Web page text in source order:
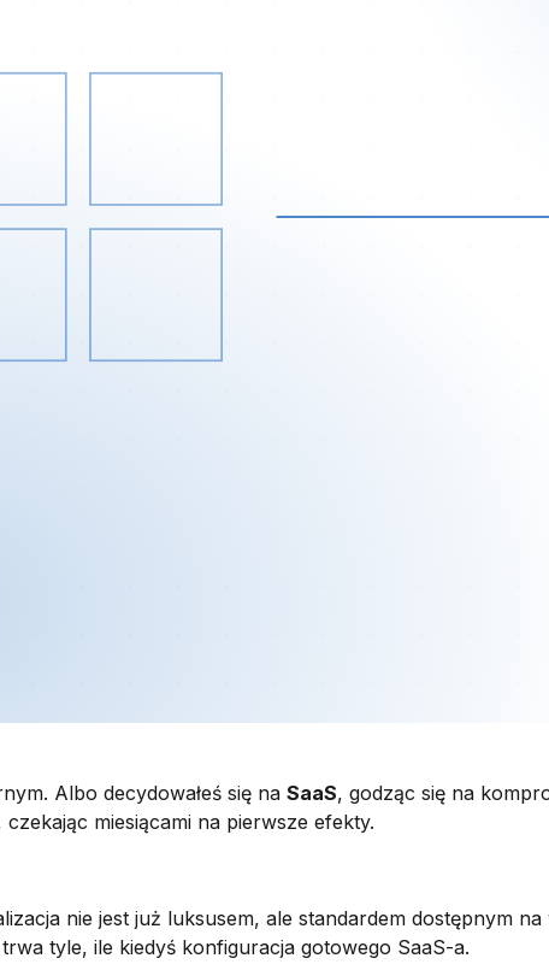
Albo decydowałeś się na SaaS, godząc się na
czekając miesiącami na pierwsze efekty.
nie jest już luksusem, ale standardem dostępnym
trwa tyle, ile kiedyś konfiguracja gotowego SaaS-a.